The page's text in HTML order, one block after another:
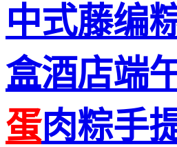
中式藤编
盒酒店端
蛋肉粽手